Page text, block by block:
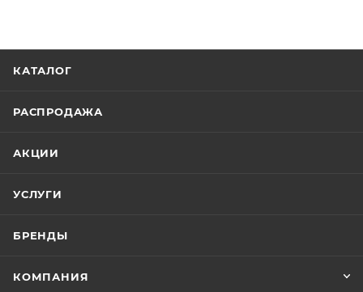
КАТАЛОГ
РАСПРОДАЖА
АКЦИИ
УСЛУГИ
БРЕНДЫ
КОМПАНИЯ